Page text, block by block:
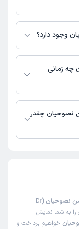
درمانی در دسترس
وجود دارد؟
دکتر محسن نصوحیان در
مطب تماس بگیرید.
چه زمانی
می‌شود.
نصوحیان چقدر
این صفحه مثل سایت نوبت‌دهی اینترنتی دکتر محسن نصوحیان (Dr
را به شما نمایش
خواهیم پرداخت و